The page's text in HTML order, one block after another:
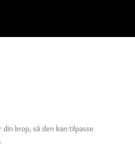
krop, så den kan tilpasse